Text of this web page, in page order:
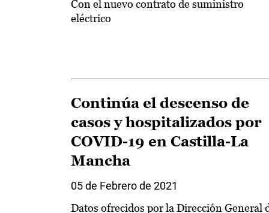
Con el nuevo contrato de suministro
eléctrico
Continúa el descenso de
casos y hospitalizados por
COVID-19 en Castilla-La
Mancha
05 de Febrero de 2021
Datos ofrecidos por la Dirección General